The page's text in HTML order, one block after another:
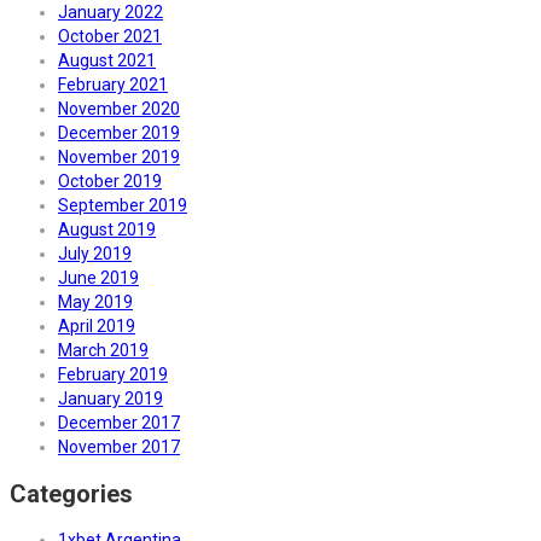
January 2022
October 2021
August 2021
February 2021
November 2020
December 2019
November 2019
October 2019
September 2019
August 2019
July 2019
June 2019
May 2019
April 2019
March 2019
February 2019
January 2019
December 2017
November 2017
Categories